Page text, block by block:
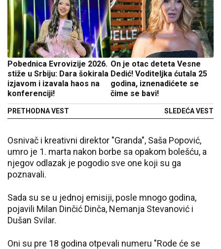
Pobednica Evrovizije 2026.
stiže u Srbiju: Dara šokirala
izjavom i izavala haos na
konferenciji!
PRETHODNA VEST
On je otac deteta Vesne
Dedić! Voditeljka ćutala 25
godina, iznenadićete se
čime se bavi!
SLEDEĆA VEST
Osnivač i kreativni direktor "Granda", Saša Popović,
umro je 1. marta nakon borbe sa opakom bolešću, a
njegov odlazak je pogodio sve one koji su ga
poznavali.
Sada su se u jednoj emisiji, posle mnogo godina,
pojavili Milan Dinčić Dinča, Nemanja Stevanović i
Dušan Svilar.
Oni su pre 18 godina otpevali numeru "Rode će se